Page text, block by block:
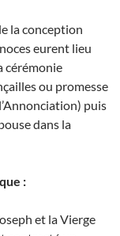
la conception
eurent lieu
cérémonie
ou promesse
puis
dans la
:
et la Vierge